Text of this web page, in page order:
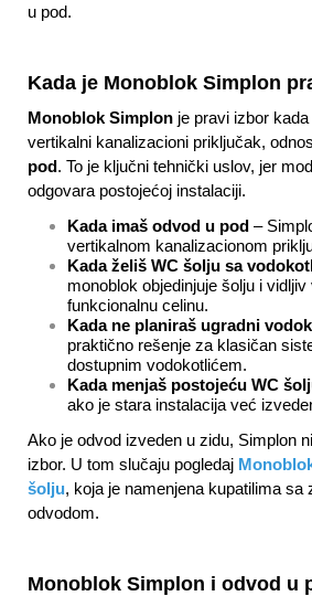
u pod.
Kada je Monoblok Simplon
Monoblok Simplon je pravi izbor
vertikalni kanalizacioni priključak,
pod. To je ključni tehnički uslov, jer
odgovara postojećoj instalaciji.
Kada imaš odvod u pod –
vertikalnom kanalizacionom
Kada želiš WC šolju sa
monoblok objedinjuje šolju i
funkcionalnu celinu.
Kada ne planiraš ugradni
praktično rešenje za klasičan
dostupnim vodokotlićem.
Kada menjaš postojeću WC
ako je stara instalacija već
Ako je odvod izveden u zidu, Simplon
izbor. U tom slučaju pogledaj
šolju, koja je namenjena kupatilima sa
odvodom.
Monoblok Simplon i odvod u